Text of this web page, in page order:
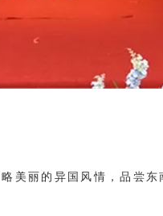
丽的异国风情，品尝东